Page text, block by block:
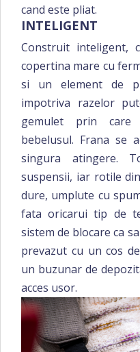
cand este pliat.
INTELIGENT
Construit inteligent,
copertina mare cu
si un element de
impotriva razelor
gemulet prin care
bebelusul. Frana se
singura atingere.
suspensii, iar rotile
dure, umplute cu
fata oricarui tip de
sistem de blocare ca
prevazut cu un cos
un buzunar de
acces usor.